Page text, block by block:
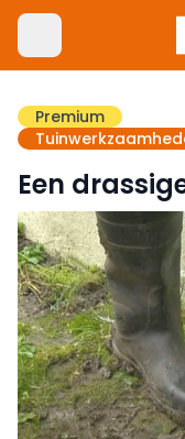
Premium
Een